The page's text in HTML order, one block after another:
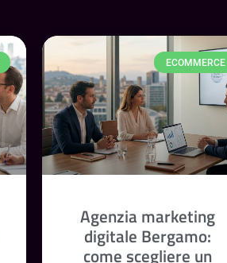
ECOMMERCE
Agenzia marketing
digitale Bergamo:
come scegliere un